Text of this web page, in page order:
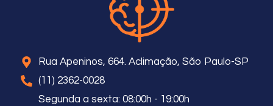
Rua Apeninos, 664. Aclimação, São Paulo-SP
(11) 2362-0028
Segunda a sexta: 08:00h - 19:00h